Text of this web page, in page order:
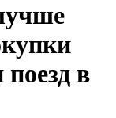
поезд в